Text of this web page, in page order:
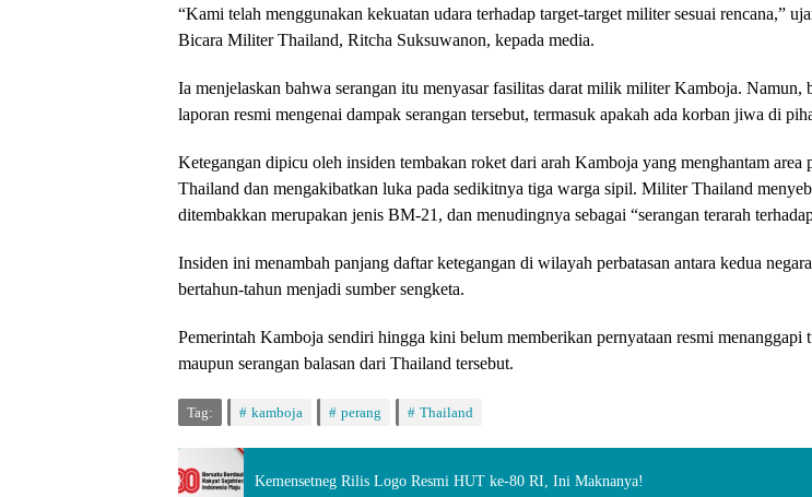
“Kami telah menggunakan kekuatan udara terhadap target-target militer sesuai rencana,”
Bicara Militer Thailand, Ritcha Suksuwanon, kepada media.
Ia menjelaskan bahwa serangan itu menyasar fasilitas darat milik militer Kamboja. Namun,
laporan resmi mengenai dampak serangan tersebut, termasuk apakah ada korban jiwa di
Ketegangan dipicu oleh insiden tembakan roket dari arah Kamboja yang menghantam area
Thailand dan mengakibatkan luka pada sedikitnya tiga warga sipil. Militer Thailand
ditembakkan merupakan jenis BM-21, dan menudingnya sebagai “serangan terarah
Insiden ini menambah panjang daftar ketegangan di wilayah perbatasan antara kedua
bertahun-tahun menjadi sumber sengketa.
Pemerintah Kamboja sendiri hingga kini belum memberikan pernyataan resmi menanggapi
maupun serangan balasan dari Thailand tersebut.
Tag: kamboja perang Thailand
Kemensetneg Rilis Logo Resmi HUT ke-80 RI, Ini Maknanya!